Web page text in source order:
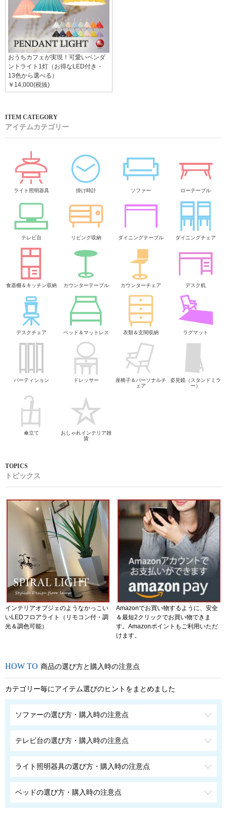
おうちカフェが実現！可愛いペンダ
ントライト1灯（お得なLED付き・
13色から選べる）
￥14,000(税抜)
アイテムカテゴリー
ライト照明器具 掛け時計 ソファー ローテーブル
テレビ台 リビング収納 ダイニングテーブル ダイニングチェア
食器棚＆キッチン収納 カウンターテーブル カウンターチェア デスク机
デスクチェア ベッド＆マットレス 衣類＆玄関収納 ラグマット
パーティション ドレッサー
座椅子＆パーソナルチ
ェア
姿見鏡（スタンドミラ
ー）
傘立て
おしゃれインテリア雑
貨
トピックス
インテリアオブジェのようなかっこい
いLEDフロアライト（リモコン付・調
光＆調色可能）
Amazonでお買い物するように、安全
＆最短2クリックでお買い物できま
す。Amazonポイントもご利用いただ
けます。
商品の選び方と購入時の注意点
カテゴリー毎にアイテム選びのヒントをまとめました
ソファーの選び方・購入時の注意点
テレビ台の選び方・購入時の注意点
ライト照明器具の選び方・購入時の注意点
ベッドの選び方・購入時の注意点